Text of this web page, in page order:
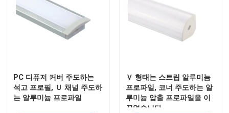
PC 디퓨저 커버 주도하는
석고 프로필, Ｕ 채널 주도하
는 알루미늄 프로파일
Ｖ 형태는 스트립 알루미늄
프로파일, 코너 주도하는 알
루미늄 압출 프로파일을 이
끌었습니다